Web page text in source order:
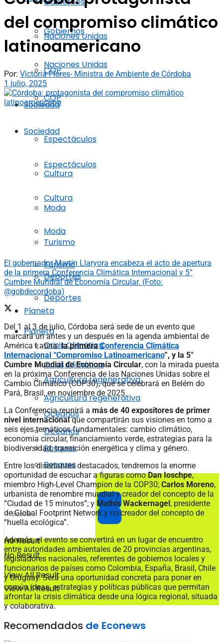
Naciones Unidas
COP
Sociedad
Espectáculos
Cultura
Moda
Turismo
Deportes
Planeta
Crisis Climática
Agricultura regenerativa
Océanos
Bosques
No Result
View All Result
Gobiernos
Naciones Unidas
COP
Sociedad
Espectáculos
Cultura
Moda
Turismo
Deportes
Planeta
Crisis Climática
Agricultura regenerativa
Océanos
Bosques
No Result
View All Result
del compromiso climático
latinoamericano
Por: Victoria Flores- Ministra de Ambiente de Córdoba
1 julio, 2025
El gobernador Martín Llaryora encabeza el acto de apertura
de la primera Conferencia Climática Internacional y 5°
Cumbre Mundial de Economía Circular. (Foto:
@gobdecordoba)
Del 1 al 3 de julio, Córdoba será sede de un evento que
marcará un antes y un después en la agenda ambiental de
América Latina:la primeraConferencia Climática
Internacional “Compromiso Latinoamericano”, y la 5°
Cumbre Mundial de Economía Circular, con la mirada puesta
en la próxima Conferencia de las Naciones Unidas sobre el
Cambio Climático (COP30), que se celebrará en Belém do
Pará, Brasil, en noviembre de 2025.
La Conferencia reunirá a más de 40 expositores de primer
nivel internacionalque compartirán sus visiones en torno a
seis ejes temáticos fundamentales: cambio climático,
economía circular, financiamiento verde, estrategias para la
biodiversidad, transición energética y clima y género.
Entre los disertantes destacados, tendremos la enorme
oportunidad de escuchar a figuras comoDan Ioschpe,
miembro High-Level Champion de la COP30; Carlos Moreno,
urbanista de renombre mundial y creador del concepto de la
“Ciudad de 15 minutos”; y Mathis Wackernagel, presidente
de Global Footprint Network y co-creador del concepto de
“huella ecológica”.
Además, el evento se convertirá en un lugar de encuentro
entre autoridades ambientales de 20 provincias argentinas,
legisladores nacionales, referentes de gobiernos locales y
funcionarios de países como Colombia, España, Brasil, Chile
y Uruguay. Será una oportunidad concreta para poner en
común ideas, estrategias y políticas públicas que permitan
afrontar la crisis climática desde una lógica regional, situada
y colaborativa.
Recomendados de Econews